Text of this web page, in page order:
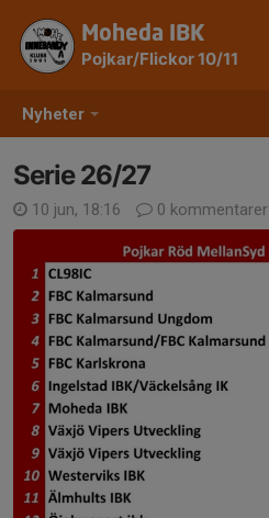
Nyheter
Moheda IBK
Pojkar/Flickor 10/11
Serie 26/27
10 jun, 18:16 0 kommentarer